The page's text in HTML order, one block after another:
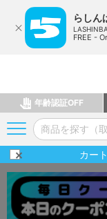
らしん
FREE -
年齢認証OFF
カー